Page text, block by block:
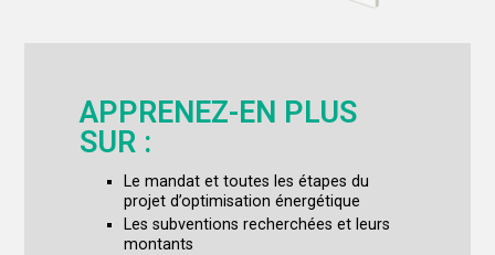
APPRENEZ-EN PLUS
SUR :
Le mandat et toutes les étapes du
projet d’optimisation énergétique
Les subventions recherchées et leurs
montants